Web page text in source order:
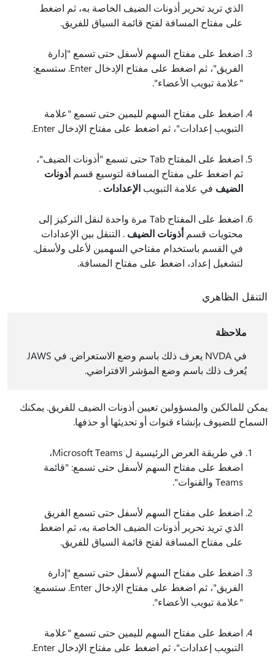
الذي تريد تحرير أذونات الضيف الخاصة به، ثم اضغط
على مفتاح المسافة لفتح قائمة السياق للفريق.
اضغط على مفتاح السهم لأسفل حتى تسمع "إدارة
الفريق"، ثم اضغط على مفتاح الإدخال Enter. ستسمع:
"علامة تبويب الأعضاء".
اضغط على مفتاح السهم لليمين حتى تسمع "علامة
التبويب إعدادات"، ثم اضغط على مفتاح الإدخال Enter.
اضغط على المفتاح Tab حتى تسمع "أذونات الضيف"،
ثم اضغط على مفتاح المسافة لتوسيع قسمأذونات
الضيف في علامة التبويب الإعدادات .
اضغط على المفتاح Tab مرة واحدة لنقل التركيز إلى
محتويات قسمأذونات الضيف . التنقل بين الإعدادات
في القسم باستخدام مفتاحي السهمين لأعلى ولأسفل.
لتشغيل إعداد، اضغط على مفتاح المسافة.
التنقل الظاهري
ملاحظة
في NVDA يعرف ذلك باسم وضع الاستعراض. في JAWS
يُعرف ذلك باسم وضع المؤشر الافتراضي.
يمكن للمالكين والمسؤولين تعيين أذونات الضيف للفريق. يمكنك
السماح للضيوف بإنشاء قنوات أو تحديثها أو حذفها.
في طريقة العرض الرئيسية ل Microsoft Teams،
اضغط على مفتاح السهم لأسفل حتى تسمع: "قائمة
Teams والقنوات".
اضغط على مفتاح السهم لأسفل حتى تسمع الفريق
الذي تريد تحرير أذونات الضيف الخاصة به، ثم اضغط
على مفتاح المسافة لفتح قائمة السياق للفريق.
اضغط على مفتاح السهم لأسفل حتى تسمع "إدارة
الفريق"، ثم اضغط على مفتاح الإدخال Enter. ستسمع:
"علامة تبويب الأعضاء".
اضغط على مفتاح السهم لليمين حتى تسمع "علامة
التبويب إعدادات"، ثم اضغط على مفتاح الإدخال Enter.